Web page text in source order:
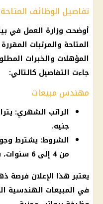
تفاصيل الوظائف المتاحة
أوضحت وزارة العمل في
المتاحة والمرتبات
المؤهلات والخبرات
جاءت التفاصيل كالتالي:
مهندس مبيعات
جنيه.
الشروط: يشترط
من 4 إلى 6 سنوات، بالإضافة إلى مؤهل عالي.
يعتبر هذا الإعلان
في المبيعات الهندسية